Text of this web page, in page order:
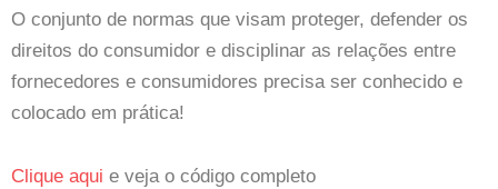
O conjunto de normas que visam proteger, defender os
direitos do consumidor e disciplinar as relações entre
fornecedores e consumidores precisa ser conhecido e
colocado em prática!
Clique aqui e veja o código completo